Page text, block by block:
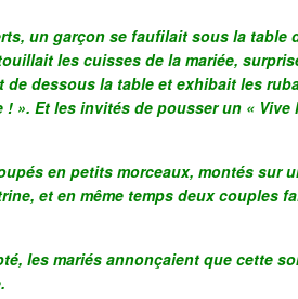
un garçon se faufilait sous la table
les cuisses de la mariée,
dessous la table et exhibait les
! ». Et les invités de pousser un « Vive
en petits morceaux, montés sur
et en même temps deux couples
les mariés annonçaient que cette